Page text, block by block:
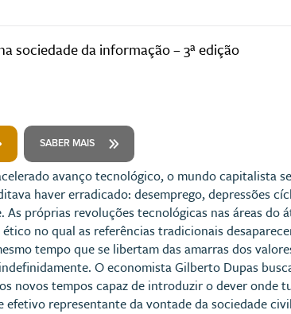
sociedade da informação – 3ª edição
SABER MAIS
avanço tecnológico, o mundo capitalista
haver erradicado: desemprego, depressões
As próprias revoluções tecnológicas nas áreas
no qual as referências tradicionais
tempo que se libertam das amarras dos
O economista Gilberto Dupas
novos tempos capaz de introduzir o dever onde
efetivo representante da vontade da sociedade